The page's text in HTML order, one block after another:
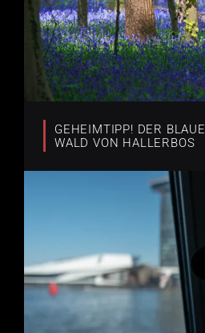
GEHEIMTIPP! DER BLAUE
WALD VON HALLERBOS